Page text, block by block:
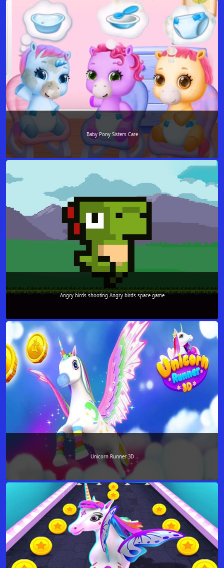
Baby Pony Sisters Care
Angry birds shooting Angry birds space game
Unicorn Runner 3D